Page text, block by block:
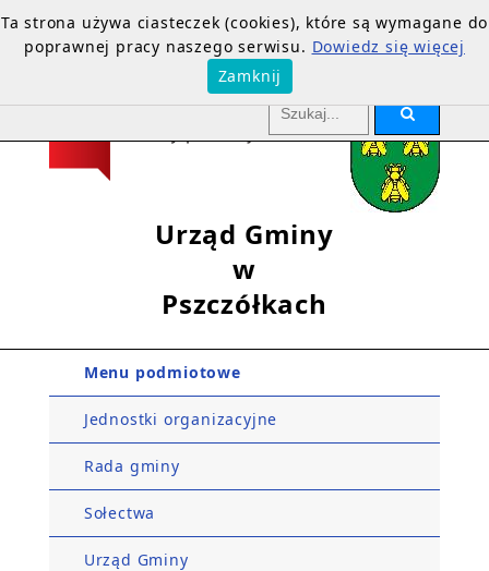
Urząd Gminy
w
Pszczółkach
Menu podmiotowe
Jednostki organizacyjne
Rada gminy
Sołectwa
Urząd Gminy
Ta strona używa ciasteczek (cookies), które są wymagane do
poprawnej pracy naszego serwisu. Dowiedz się więcej
Zamknij